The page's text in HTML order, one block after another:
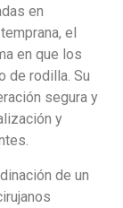
en
el
en que los
de rodilla. Su
segura y
y
de un